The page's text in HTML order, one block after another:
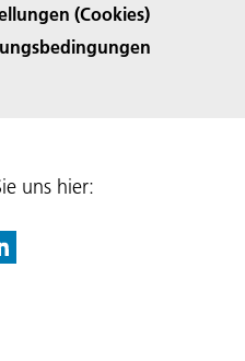
(Cookies)
uns hier: